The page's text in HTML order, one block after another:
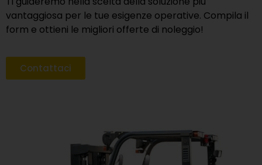
vantaggiosa per le tue esigenze operative. Compila il
form e ottieni le migliori offerte di noleggio!
Contattaci